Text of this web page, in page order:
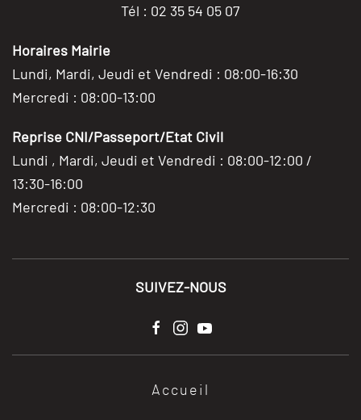
Tél : 02 35 54 05 07
Horaires Mairie
Lundi, Mardi, Jeudi et Vendredi : 08:00-16:30
Mercredi : 08:00-13:00
Reprise CNI/Passeport/Etat Civil
Lundi , Mardi, Jeudi et Vendredi : 08:00-12:00 /
13:30-16:00
Mercredi : 08:00-12:30
SUIVEZ-NOUS
Accueil